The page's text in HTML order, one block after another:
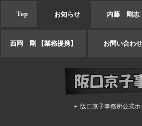
Top お知らせ 内藤 剛志
西岡 剛 【業務提携】 お問い合わせ
＋ 阪口京子事務所公式ホ